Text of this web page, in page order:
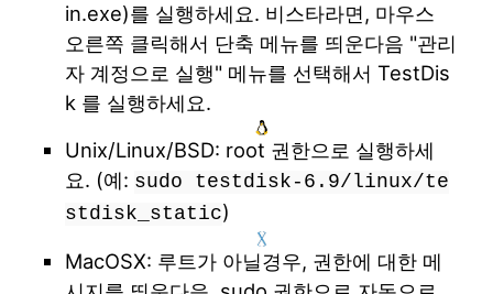
in.exe)를 실행하세요. 비스타라면, 마우스
오른쪽 클릭해서 단축 메뉴를 띄운다음 "관리
자 계정으로 실행" 메뉴를 선택해서 TestDis
k 를 실행하세요.
Unix/Linux/BSD: root 권한으로 실행하세
요. (예: sudo testdisk-6.9/linux/te
stdisk_static)
MacOSX: 루트가 아닐경우, 권한에 대한 메